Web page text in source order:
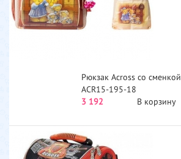
Рюкзак Across со сменкой
ACR15-195-18
3 192
В корзину